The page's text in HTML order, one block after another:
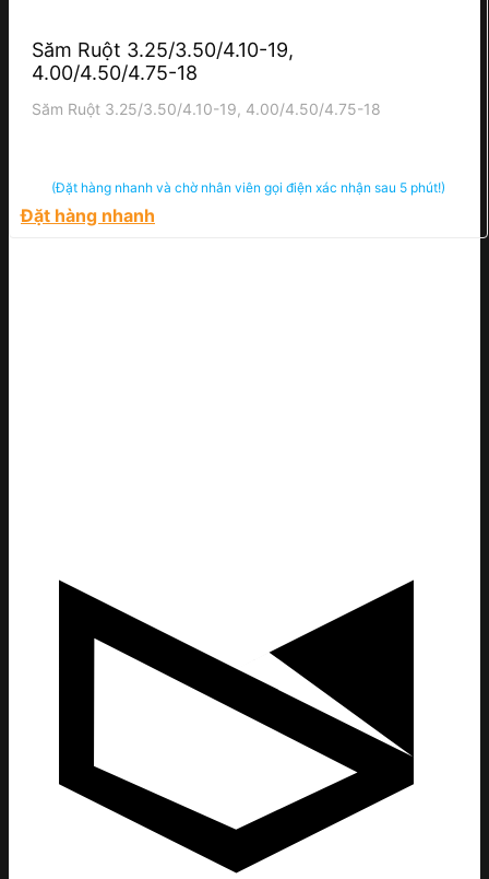
Săm Ruột 3.25/3.50/4.10-19,
4.00/4.50/4.75-18
Săm Ruột 3.25/3.50/4.10-19, 4.00/4.50/4.75-18
(Đặt hàng nhanh và chờ nhân viên gọi điện xác nhận sau 5 phút!)
Đặt hàng nhanh